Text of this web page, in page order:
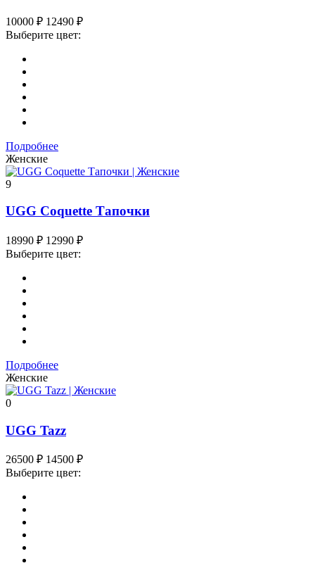
10000 ₽ 12490 ₽
Выберите цвет:
Подробнее
Женские
9
UGG Coquette Тапочки
18990 ₽ 12990 ₽
Выберите цвет:
Подробнее
Женские
0
UGG Tazz
26500 ₽ 14500 ₽
Выберите цвет: